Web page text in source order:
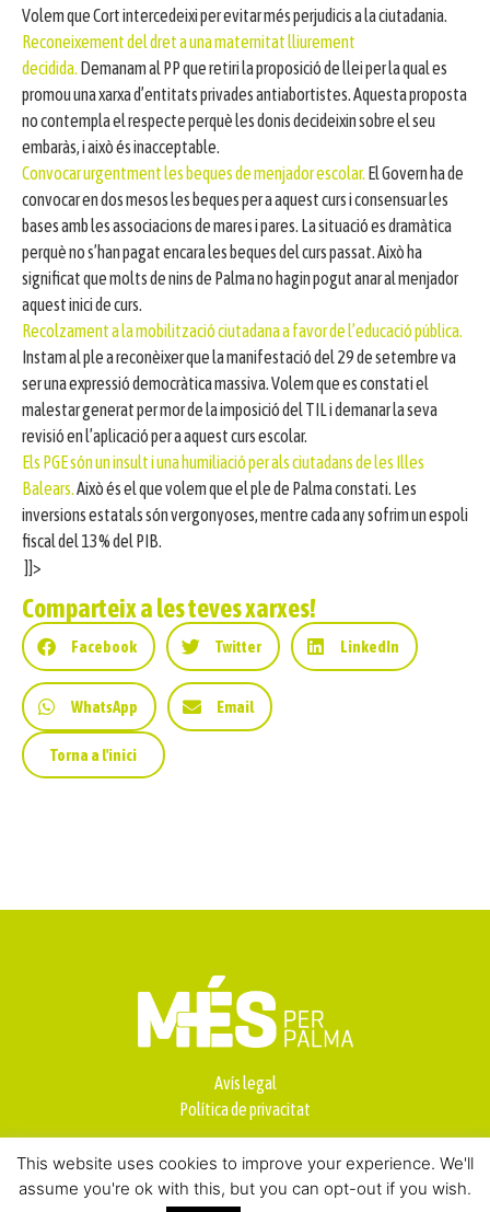
Volem que Cort intercedeixi per evitar més perjudicis a la ciutadania.
Reconeixement del dret a una maternitat lliurement
decidida. Demanam al PP que retiri la proposició de llei per la qual es
promou una xarxa d’entitats privades antiabortistes. Aquesta proposta
no contempla el respecte perquè les donis decideixin sobre el seu
embaràs, i això és inacceptable.
Convocar urgentment les beques de menjador escolar. El Govern ha de
convocar en dos mesos les beques per a aquest curs i consensuar les
bases amb les associacions de mares i pares. La situació es dramàtica
perquè no s’han pagat encara les beques del curs passat. Això ha
significat que molts de nins de Palma no hagin pogut anar al menjador
aquest inici de curs.
Recolzament a la mobilització ciutadana a favor de l’educació pública.
Instam al ple a reconèixer que la manifestació del 29 de setembre va
ser una expressió democràtica massiva. Volem que es constati el
malestar generat per mor de la imposició del TIL i demanar la seva
revisió en l’aplicació per a aquest curs escolar.
Els PGE són un insult i una humiliació per als ciutadans de les Illes
Balears.Això és el que volem que el ple de Palma constati. Les
inversions estatals són vergonyoses, mentre cada any sofrim un espoli
fiscal del 13% del PIB.
]]>
Comparteix a les teves xarxes!
Facebook Twitter LinkedIn
WhatsApp Email
Torna a l'inici
Avís legal
Política de privacitat
This website uses cookies to improve your experience. We'll
assume you're ok with this, but you can opt-out if you wish.